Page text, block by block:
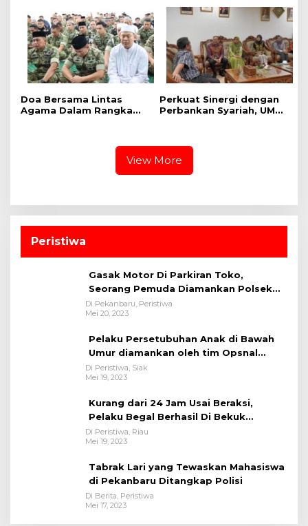
Kota Pekanbaru dan Tim
Pakar
Khidmat
Doa Bersama Lintas
Agama Dalam Rangka
Perkuat Sinergi dengan
Perbankan Syariah, UMRI
Pegawai
View More
Peristiwa
Gasak Motor Di Parkiran Toko,
Seorang Pemuda Diamankan Polsek
Bukit Raya
Di Pekanbaru, Peristiwa
Mei 20, 2023
Pelaku Persetubuhan Anak di Bawah
Umur diamankan oleh tim Opsnal
Polsek Tualang-Polres Siak-Polda Riau
Di Peristiwa, Siak
Mei 19, 2023
Kurang dari 24 Jam Usai Beraksi,
Pelaku Begal Berhasil Di Bekuk
Satreskrim Polres Kuansing
Di Peristiwa, Riau
Mei 19, 2023
Tabrak Lari yang Tewaskan Mahasiswa
di Pekanbaru Ditangkap Polisi
Di Berita, Peristiwa
Mei 17, 2023